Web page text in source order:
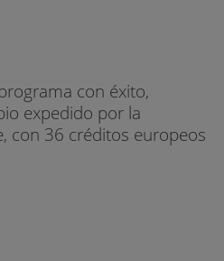
con éxito,
expedido por la
con 36 créditos europeos